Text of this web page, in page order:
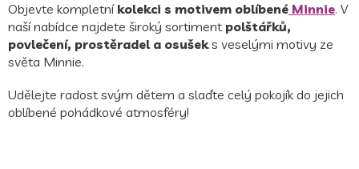
Objevte kompletníkolekci s motivem oblíbené Minnie. V
naší nabídce najdete široký sortimentpolštářků,
povlečení, prostěradel a osušeks veselými motivy ze
světa Minnie.
Udělejte radost svým dětem a slaďte celý pokojík do jejich
oblíbené pohádkové atmosféry!